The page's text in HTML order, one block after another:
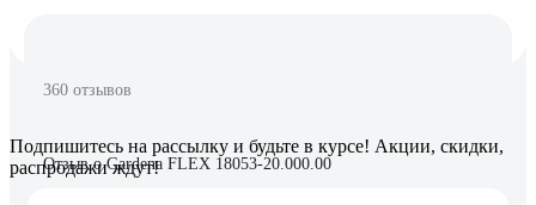
360 отзывов
Отзыв о Gardena FLEX 18053-20.000.00
Подпишитесь на рассылку и будьте в курсе! Акции, скидки,
распродажи ждут!